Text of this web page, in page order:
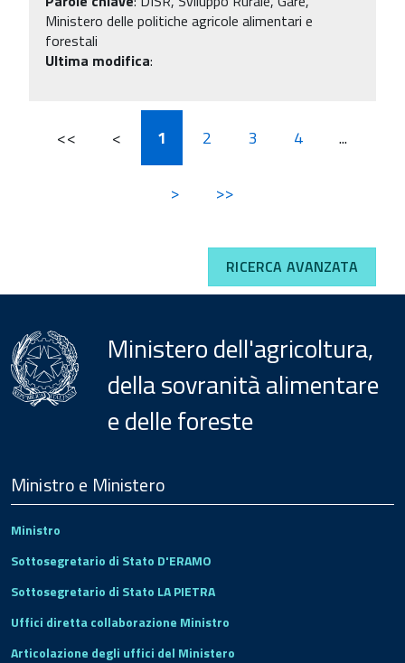
Ministero delle politiche agricole alimentari e
forestali
Ultima modifica:
<< < 1 2 3 4 ...
> >>
RICERCA AVANZATA
Ministero dell'agricoltura,
della sovranità alimentare
e delle foreste
Footer
Ministro e Ministero
Ministro
Sottosegretario di Stato D'ERAMO
Sottosegretario di Stato LA PIETRA
Uffici diretta collaborazione Ministro
Articolazione degli uffici del Ministero